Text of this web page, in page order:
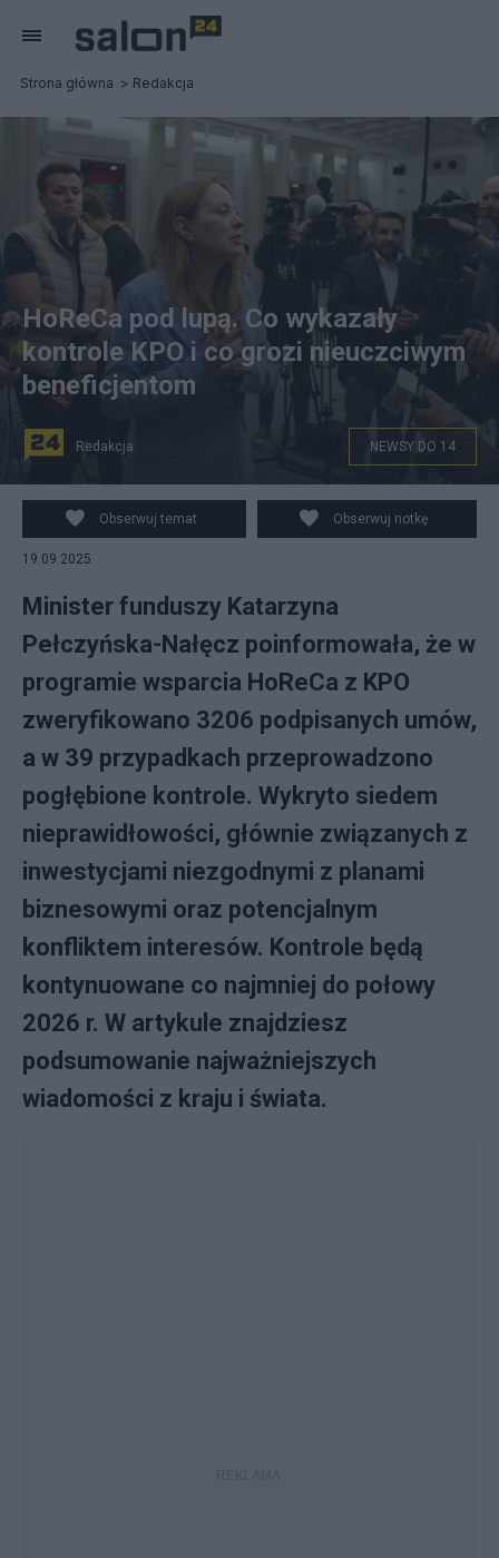
Strona główna Redakcja
Minister funduszy i polityki regionalnej Katarzyna
Pełczyńska-Nałęcz podczas konferencji prasowej w
siedzibie resortu w Warszawie, 19 bm. Na spotkaniu
przedstawiono szczegółowe wyniki kontroli dotacji z
HoReCa pod lupą. Co wykazały
kontrole KPO i co grozi nieuczciwym
beneficjentom
Redakcja NEWSY DO 14
Obserwuj temat Obserwuj notkę
19.09.2025
Minister funduszy Katarzyna
Pełczyńska-Nałęcz poinformowała, że w
programie wsparcia HoReCa z KPO
zweryfikowano 3206 podpisanych umów,
a w 39 przypadkach przeprowadzono
pogłębione kontrole. Wykryto siedem
nieprawidłowości, głównie związanych z
inwestycjami niezgodnymi z planami
biznesowymi oraz potencjalnym
konfliktem interesów. Kontrole będą
kontynuowane co najmniej do połowy
2026 r. W artykule znajdziesz
podsumowanie najważniejszych
wiadomości z kraju i świata.